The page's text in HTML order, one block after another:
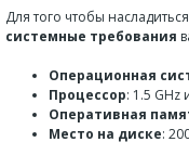
Для того чтобы
системные требования
Операционная
Процессор: 1.5 GHz
Оперативная
Место на диске: